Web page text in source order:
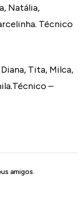
Natália,
Técnico
Tita, Milca,
–
amigos.